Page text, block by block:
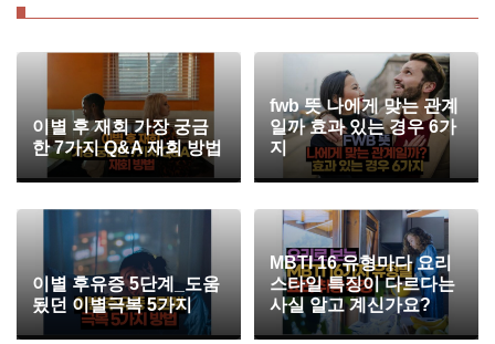
이별 후 재회 가장 궁금
한 7가지 Q&A 재회 방법
fwb 뜻 나에게 맞는 관계
일까 효과 있는 경우 6가
지
이별 후유증 5단계_도움
됬던 이별극복 5가지
MBTI 16 유형마다 요리
스타일 특징이 다르다는
사실 알고 계신가요?